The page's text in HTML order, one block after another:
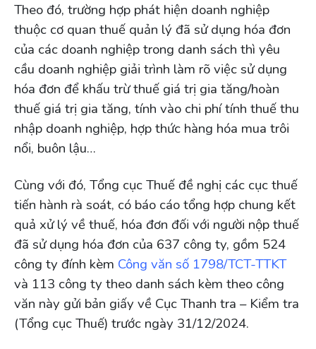
Theo đó, trường hợp phát hiện doanh nghiệp
thuộc cơ quan thuế quản lý đã sử dụng hóa đơn
của các doanh nghiệp trong danh sách thì yêu
cầu doanh nghiệp giải trình làm rõ việc sử dụng
hóa đơn để khấu trừ thuế giá trị gia tăng/hoàn
thuế giá trị gia tăng, tính vào chi phí tính thuế thu
nhập doanh nghiệp, hợp thức hàng hóa mua trôi
nổi, buôn lậu…
Cùng với đó, Tổng cục Thuế đề nghị các cục thuế
tiến hành rà soát, có báo cáo tổng hợp chung kết
quả xử lý về thuế, hóa đơn đối với người nộp thuế
đã sử dụng hóa đơn của 637 công ty, gồm 524
công ty đính kèm Công văn số 1798/TCT-TTKT
và 113 công ty theo danh sách kèm theo công
văn này gửi bản giấy về Cục Thanh tra – Kiểm tra
(Tổng cục Thuế) trước ngày 31/12/2024.